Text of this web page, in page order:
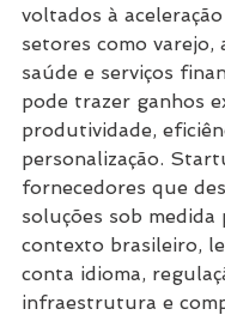
voltados à
setores como varejo,
saúde e serviços
pode trazer ganhos
produtividade,
personalização.
fornecedores que
soluções sob medida
contexto brasileiro,
conta idioma,
infraestrutura e